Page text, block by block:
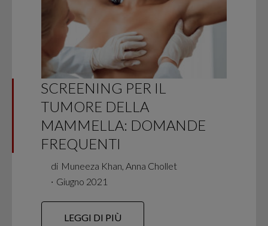
SCREENING PER IL
TUMORE DELLA
MAMMELLA: DOMANDE
FREQUENTI
di Muneeza Khan, Anna Chollet
∙ Giugno 2021
LEGGI DI PIÙ